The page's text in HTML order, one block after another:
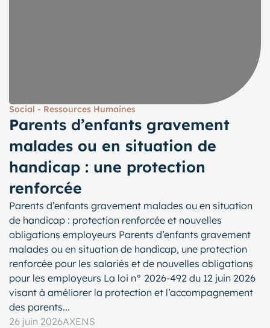
Social - Ressources Humaines
Parents d’enfants gravement
malades ou en situation de
handicap : une protection
renforcée
Parents d’enfants gravement malades ou en situation
de handicap : protection renforcée et nouvelles
obligations employeurs Parents d’enfants gravement
malades ou en situation de handicap, une protection
renforcée pour les salariés et de nouvelles obligations
pour les employeurs La loi n° 2026-492 du 12 juin 2026
visant à améliorer la protection et l’accompagnement
des parents...
26 juin 2026AXENS